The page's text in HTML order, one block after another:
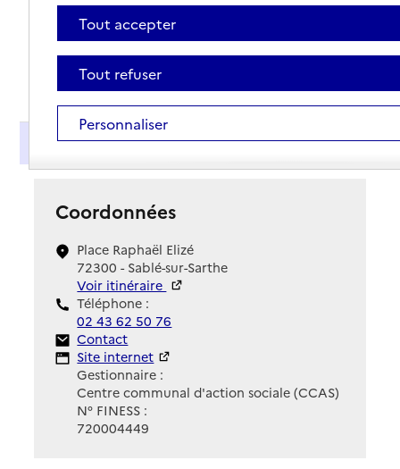
Présentation
Coordonnées
Place Raphaël Elizé
72300 - Sablé-sur-Sarthe
Voir itinéraire
Téléphone :
02 43 62 50 76
Contact
Contact
Site Internet
Site internet
Gestionnaire :
Centre communal d'action sociale (CCAS)
N° FINESS :
720004449
Tout accepter
Tout refuser
Personnaliser